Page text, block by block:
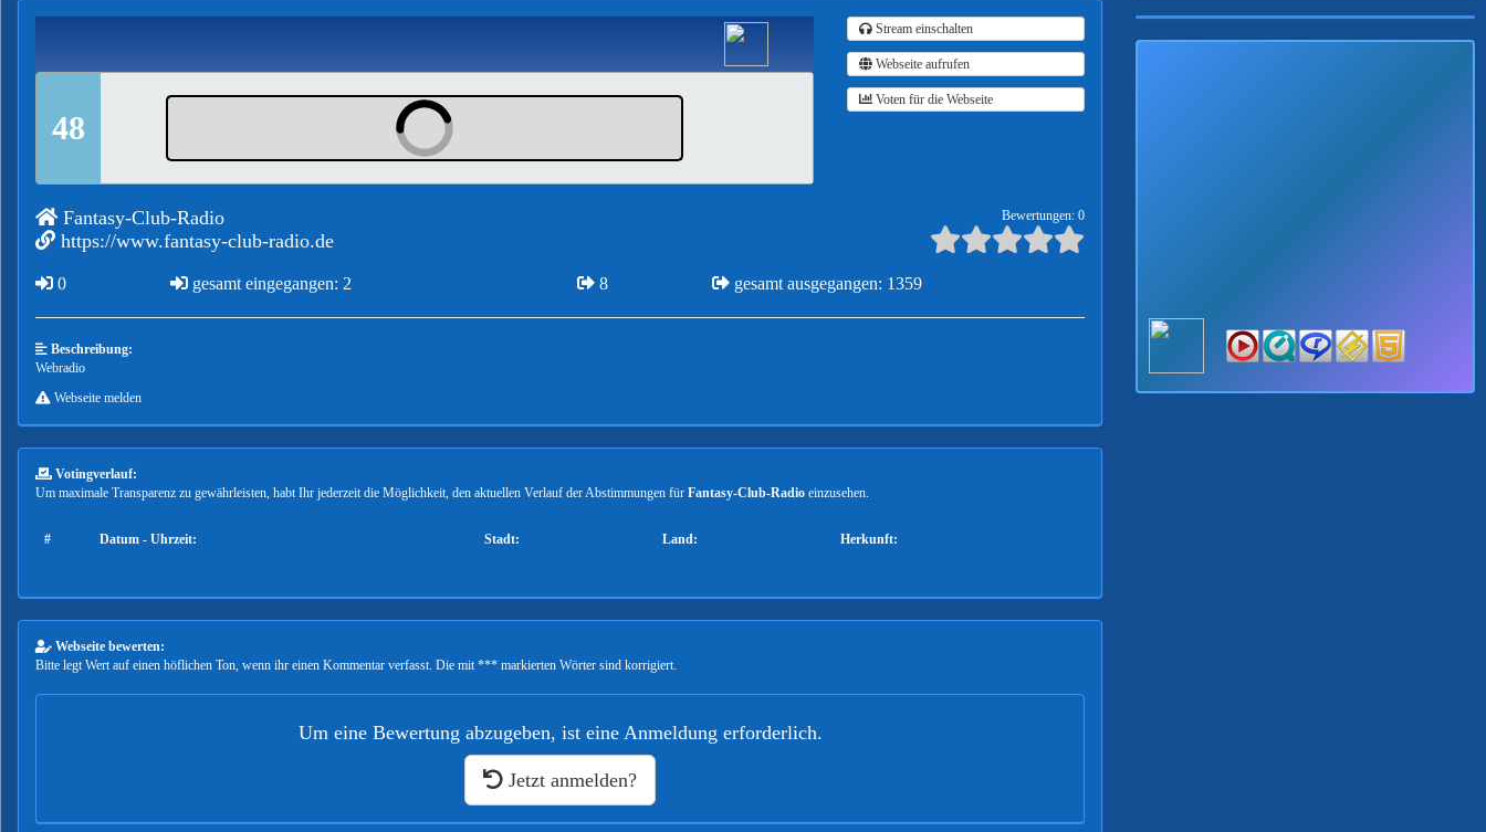
48
Stream einschalten
Webseite aufrufen
Voten für die Webseite
Fantasy-Club-Radio
https://www.fantasy-club-radio.de
Bewertungen: 0
0 gesamt eingegangen: 2 8 gesamt ausgegangen: 1359
Beschreibung:
Webradio
Webseite melden
Votingverlauf:
Um maximale Transparenz zu gewährleisten, habt Ihr jederzeit die Möglichkeit, den aktuellen Verlauf der Abstimmungen für Fantasy-Club-Radio einzusehen.
# Datum - Uhrzeit: Stadt: Land: Herkunft:
Webseite bewerten:
Bitte legt Wert auf einen höflichen Ton, wenn ihr einen Kommentar verfasst. Die mit *** markierten Wörter sind korrigiert.
Um eine Bewertung abzugeben, ist eine Anmeldung erforderlich.
Jetzt anmelden?